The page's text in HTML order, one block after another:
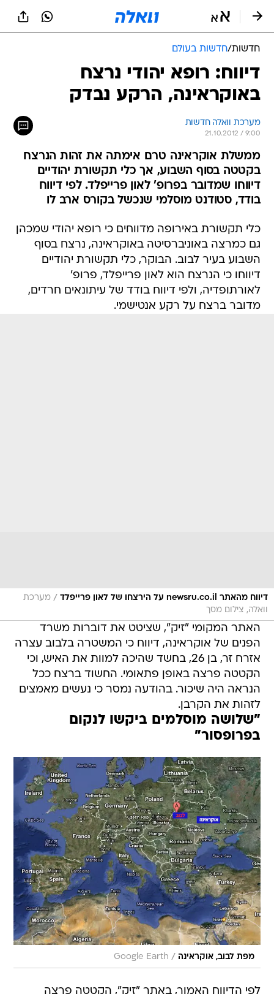
חדשות/חדשות בעולם
דיווח: רופא יהודי נרצח
באוקראינה, הרקע נבדק
מערכת וואלה חדשות
21.10.2012 / 9:00
ממשלת אוקראינה טרם אימתה את זהות הנרצח
בקטטה בסוף השבוע, אך כלי תקשורת יהודיים
דיווחו שמדובר בפרופ' לאון פרייפלד. לפי דיווח
בודד, סטודנט מוסלמי שנכשל בקורס ארב לו
כלי תקשורת באירופה מדווחים כי רופא יהודי שמכהן
גם כמרצה באוניברסיטה באוקראינה, נרצח בסוף
השבוע בעיר לבוב. הבוקר, כלי תקשורת יהודיים
דיווחו כי הנרצח הוא לאון פרייפלד, פרופ'
לאורתופדיה, ולפי דיווח בודד של עיתונאים חרדים,
מדובר ברצח על רקע אנטישמי.
דיווח מהאתר newsru.co.il על הירצחו של לאון פרייפלד / מערכת
וואלה, צילום מסך
האתר המקומי "זיק", שציטט את דוברות משרד
הפנים של אוקראינה, דיווח כי המשטרה בלבוב עצרה
אזרח זר, בן 26, בחשד שהיכה למוות את האיש, וכי
הקטטה פרצה באופן פתאומי. החשוד ברצח ככל
הנראה היה שיכור. בהודעה נמסר כי נעשים מאמצים
לזהות את הקרבן.
"שלושה מוסלמים ביקשו לנקום
בפרופסור"
מפת לבוב, אוקראינה /
Google Earth
לפי הדיווח האמור, באתר "זיק", הקטטה פרצה